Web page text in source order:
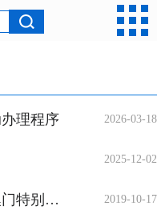
理程序 2026-03-18
2025-12-02
持前往港澳通行证人员进入澳门特别行政区及申请居留证件办事指南 2019-10-17